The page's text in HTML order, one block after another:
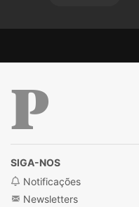
SIGA-NOS
Notificações
Newsletters